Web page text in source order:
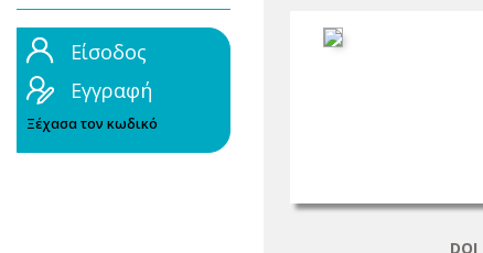
Είσοδος
Εγγραφή
Ξέχασα τον κωδικό
DOI